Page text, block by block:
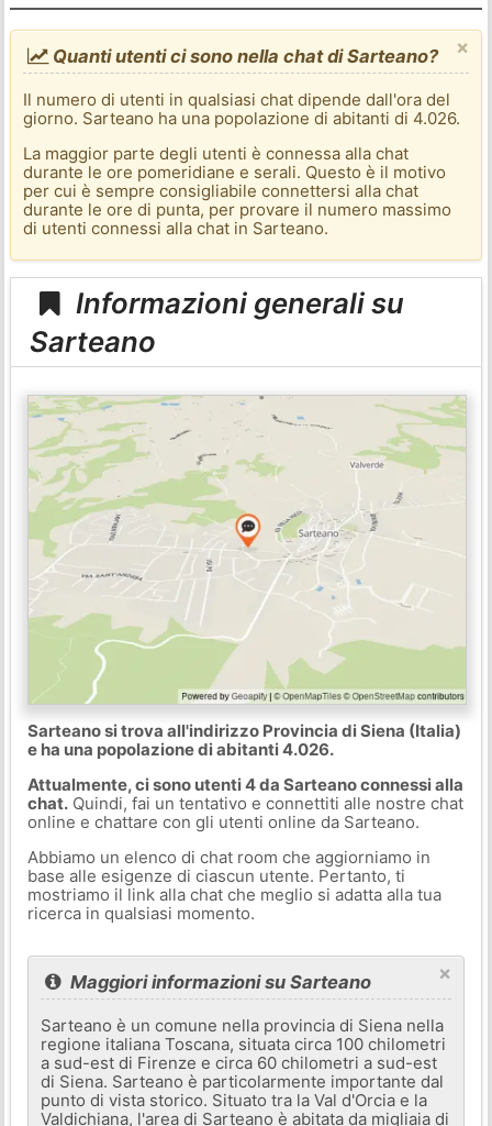
×
Quanti utenti ci sono nella chat di Sarteano?
Il numero di utenti in qualsiasi chat dipende dall'ora del
giorno. Sarteano ha una popolazione di abitanti di 4.026.
La maggior parte degli utenti è connessa alla chat
durante le ore pomeridiane e serali. Questo è il motivo
per cui è sempre consigliabile connettersi alla chat
durante le ore di punta, per provare il numero massimo
di utenti connessi alla chat in Sarteano.
Informazioni generali su
Sarteano
Sarteano si trova all'indirizzo Provincia di Siena (Italia)
e ha una popolazione di abitanti 4.026.
Attualmente, ci sono utenti 4 da Sarteano connessi alla
chat.Quindi, fai un tentativo e connettiti alle nostre chat
online e chattare con gli utenti online da Sarteano.
Abbiamo un elenco di chat room che aggiorniamo in
base alle esigenze di ciascun utente. Pertanto, ti
mostriamo il link alla chat che meglio si adatta alla tua
ricerca in qualsiasi momento.
×
Maggiori informazioni su Sarteano
Sarteano è un comune nella provincia di Siena nella
regione italiana Toscana, situata circa 100 chilometri
a sud-est di Firenze e circa 60 chilometri a sud-est
di Siena. Sarteano è particolarmente importante dal
punto di vista storico. Situato tra la Val d'Orcia e la
Valdichiana, l'area di Sarteano è abitata da migliaia di